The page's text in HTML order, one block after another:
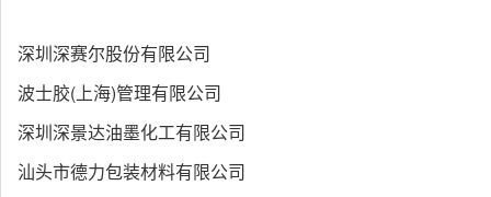
深圳深赛尔股份有限公司
波士胶(上海)管理有限公司
深圳深景达油墨化工有限公司
汕头市德力包装材料有限公司